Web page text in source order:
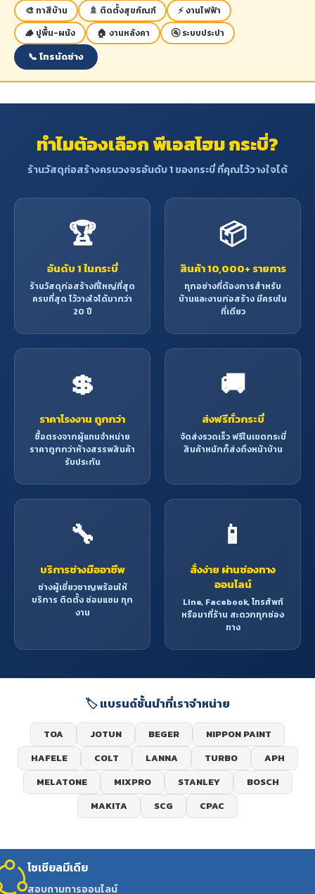
🎨 ทาสีบ้าน 🚿 ติดตั้งสุขภัณฑ์
⚡ งานไฟฟ้า
🪵 ปูพื้น-ผนัง
🏠 งานหลังคา 🚰 ระบบประปา
📞 โทรนัดช่าง
ทำไมต้องเลือก พีเอสโฮม กระบี่?
ร้านวัสดุก่อสร้างครบวงจรอันดับ 1 ของกระบี่ ที่คุณไว้วางใจได้
🏆
อันดับ 1 ในกระบี่
ร้านวัสดุก่อสร้างที่ใหญ่ที่สุด
ครบที่สุด ไว้วางใจได้มากว่า
20 ปี
📦
สินค้า 10,000+ รายการ
ทุกอย่างที่ต้องการสำหรับ
บ้านและงานก่อสร้าง มีครบใน
ที่เดียว
💲
ราคาโรงงาน ถูกกว่า
ซื้อตรงจากผู้แทนจำหน่าย
ราคาถูกกว่าห้างสรรพสินค้า
รับประกัน
🚚
ส่งฟรีทั่วกระบี่
จัดส่งรวดเร็ว ฟรีในเขตกระบี่
สินค้าหนักก็ส่งถึงหน้าบ้าน
🔧
บริการช่างมืออาชีพ
ช่างผู้เชี่ยวชาญพร้อมให้
บริการ ติดตั้ง ซ่อมแซม ทุก
งาน
📱
สั่งง่าย ผ่านช่องทาง
ออนไลน์
Line, Facebook, โทรศัพท์
หรือมาที่ร้าน สะดวกทุกช่อง
ทาง
🏷️ แบรนด์ชั้นนำที่เราจำหน่าย
TOA JOTUN BEGER
NIPPON PAINT
HAFELE
COLT LANNA TURBO
APH
MELATONE
MIXPRO STANLEY
BOSCH
MAKITA
SCG CPAC
โซเชียลมีเดีย
สอบถามทารออนไลน์